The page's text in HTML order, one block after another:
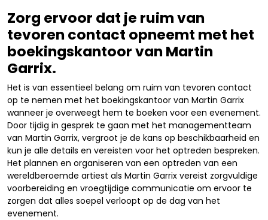
Zorg ervoor dat je ruim van
tevoren contact opneemt met het
boekingskantoor van Martin
Garrix.
Het is van essentieel belang om ruim van tevoren contact
op te nemen met het boekingskantoor van Martin Garrix
wanneer je overweegt hem te boeken voor een evenement.
Door tijdig in gesprek te gaan met het managementteam
van Martin Garrix, vergroot je de kans op beschikbaarheid en
kun je alle details en vereisten voor het optreden bespreken.
Het plannen en organiseren van een optreden van een
wereldberoemde artiest als Martin Garrix vereist zorgvuldige
voorbereiding en vroegtijdige communicatie om ervoor te
zorgen dat alles soepel verloopt op de dag van het
evenement.